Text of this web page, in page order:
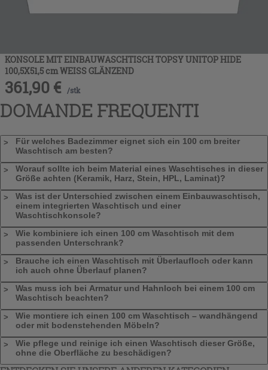
KONSOLE MIT EINBAUWASCHTISCH TOPSY UNITOP HIDE
100,5X51,5 cm WEISS GLÄNZEND
361,90 € /stk
DOMANDE FREQUENTI
Für welches Badezimmer eignet sich ein 100 cm breiter
Waschtisch am besten?
Worauf sollte ich beim Material eines Waschtisches in dieser
Größe achten (Keramik, Harz, Stein, HPL, Laminat)?
Was ist der Unterschied zwischen einem Einbauwaschtisch,
einem integrierten Waschtisch und einer
Waschtischkonsole?
Wie kombiniere ich einen 100 cm Waschtisch mit dem
passenden Unterschrank?
Brauche ich einen Waschtisch mit Überlaufloch oder kann
ich auch ohne Überlauf planen?
Was muss ich bei Armatur und Hahnloch bei einem 100 cm
Waschtisch beachten?
Wie montiere ich einen 100 cm Waschtisch – wandhängend
oder mit bodenstehenden Möbeln?
Wie pflege und reinige ich einen Waschtisch dieser Größe,
ohne die Oberfläche zu beschädigen?